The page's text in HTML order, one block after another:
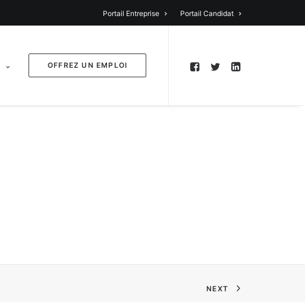
Portail Entreprise Portail Candidat
OFFREZ UN EMPLOI
NEXT